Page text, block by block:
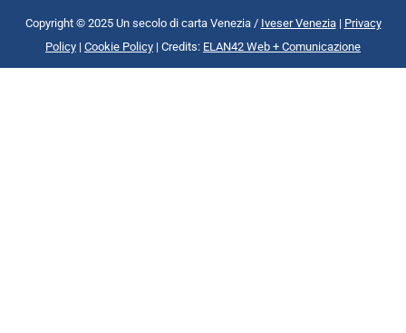
Copyright © 2025 Un secolo di carta Venezia / Iveser Venezia| Privacy
Policy | Cookie Policy | Credits: ELAN42 Web + Comunicazione